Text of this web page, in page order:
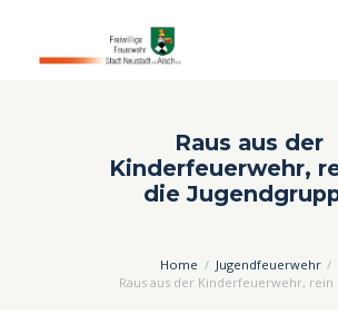
Raus aus der
Kinderfeuerwehr,
die
Home
Jugendfeuerwehr
Raus aus der Kinderfeuerwehr, rein